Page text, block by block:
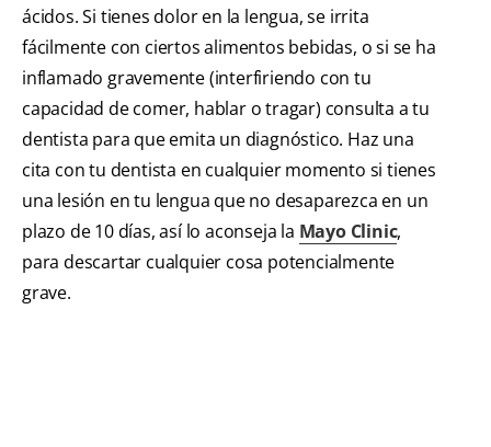
ácidos. Si tienes dolor en la lengua, se irrita
fácilmente con ciertos alimentos bebidas, o si se ha
inflamado gravemente (interfiriendo con tu
capacidad de comer, hablar o tragar) consulta a tu
dentista para que emita un diagnóstico. Haz una
cita con tu dentista en cualquier momento si tienes
una lesión en tu lengua que no desaparezca en un
plazo de 10 días, así lo aconseja la Mayo Clinic,
para descartar cualquier cosa potencialmente
grave.